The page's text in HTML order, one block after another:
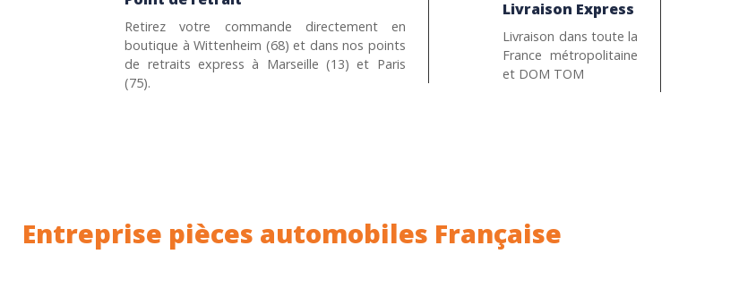
Retirez votre commande directement en
boutique à Wittenheim (68) et dans nos points
de retraits express à Marseille (13) et Paris
(75).
Livraison Express
Livraison dans toute la
France métropolitaine
et DOM TOM
Entreprise pièces automobiles Française